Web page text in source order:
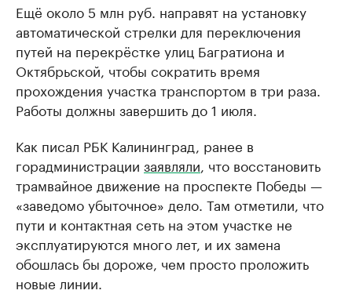
Ещё около 5 млн руб. направят на установку
автоматической стрелки для переключения
путей на перекрёстке улиц Багратиона и
Октябрьской, чтобы сократить время
прохождения участка транспортом в три раза.
Работы должны завершить до 1 июля.
Как писал РБК Калининград, ранее в
горадминистрации заявляли, что восстановить
трамвайное движение на проспекте Победы —
«заведомо убыточное» дело. Там отметили, что
пути и контактная сеть на этом участке не
эксплуатируются много лет, и их замена
обошлась бы дороже, чем просто проложить
новые линии.